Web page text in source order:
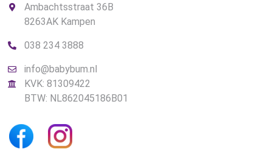
Ambachtsstraat 36B
8263AK Kampen
038 234 3888
info@babybum.nl
KVK: 81309422
BTW: NL862045186B01